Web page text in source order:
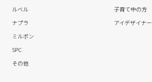
ルベル
ナプラ
ミルボン
SPC
その他
子育て中の方
アイデザイナー